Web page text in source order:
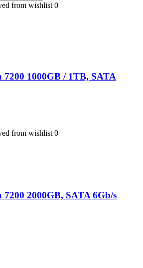
from wishlist 0
7200 1000GB / 1TB, SATA
from wishlist 0
7200 2000GB, SATA 6Gb/s